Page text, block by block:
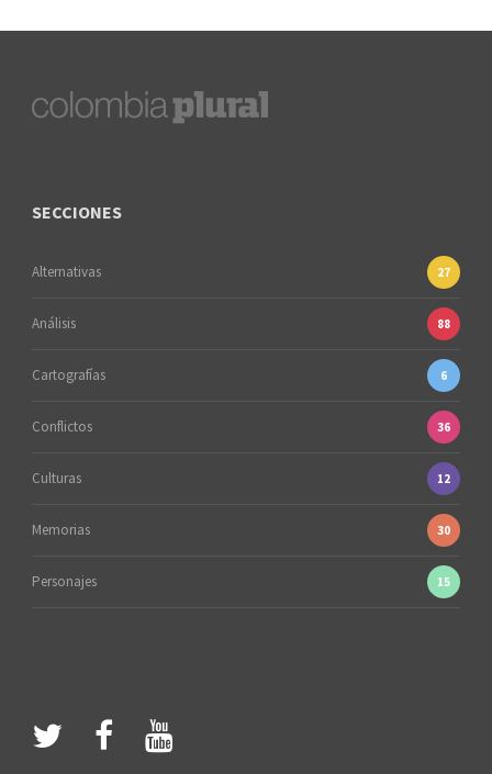
SECCIONES
Alternativas 27
Análisis 88
Cartografías 6
Conflictos 36
Culturas 12
Memorias 30
Personajes 15